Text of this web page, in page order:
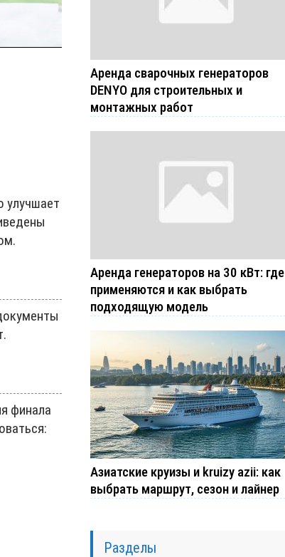
улучшает
финала
Аренда сварочных генераторов
DENYO для строительных и
монтажных работ
Аренда генераторов на 30 кВт: где
применяются и как выбрать
подходящую модель
Азиатские круизы и kruizy azii: как
выбрать маршрут, сезон и лайнер
Разделы